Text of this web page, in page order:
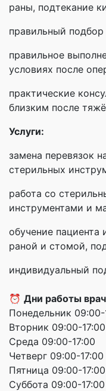
раны, подтекание
правильный
правильное
условиях после
практические
близким после
Услуги:
замена перевязок
стерильных
работа со
инструментами и
обучение пациента
раной и стомой,
индивидуальный
⏰ Дни работы
Понедельник 09:00-
Вторник 09:00-17:00
Среда 09:00-17:00
Четверг 09:00-17:00
Пятница 09:00-17:00
Суббота 09:00-17:00